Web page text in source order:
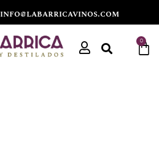
info@labarricavinos.com
0